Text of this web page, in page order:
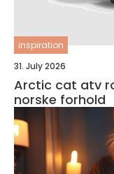
inspiration
31. July 2026
Arctic cat atv robuste arbeidsmaskiner for
norske forhold